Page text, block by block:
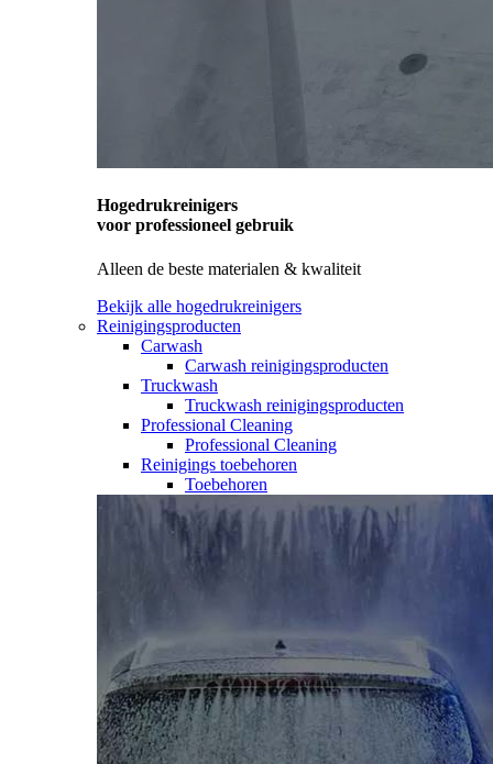
Hogedrukreinigers
voor professioneel gebruik
Alleen de beste materialen & kwaliteit
Bekijk alle hogedrukreinigers
Reinigingsproducten
Carwash
Carwash reinigingsproducten
Truckwash
Truckwash reinigingsproducten
Professional Cleaning
Professional Cleaning
Reinigings toebehoren
Toebehoren